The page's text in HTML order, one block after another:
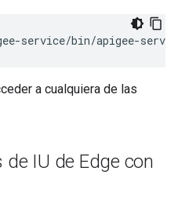
service/bin/apigee-
a cualquiera de las
IU de Edge con